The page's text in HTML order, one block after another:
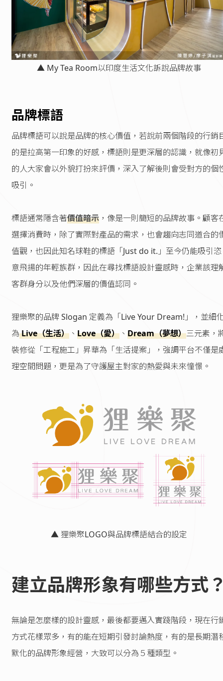
▲ My Tea Room以印度生活文化訴說品牌故事
品牌標語
品牌標語可以說是品牌的核心價值，若說前兩個階段的行銷
的是拉高第一印象的好感，標語則是更深層的認識，就像初
的人大家會以外貌打扮來評價，深入了解後則會受對方的個
吸引。
標語通常隱含著價值暗示 ，像是一則簡短的品牌故事。顧客
選擇消費時，除了實際對產品的需求，也會趨向志同道合的
值觀，也因此知名球鞋的標語「Just do it.」至今仍能吸引恣
意飛揚的年輕族群，因此在尋找標語設計靈感時，企業該理
客群身分以及他們深層的價值認同。
狸樂聚的品牌 Slogan 定義為「Live Your Dream!」，並細
為 Live（生活） 、 Love（愛） 、 Dream（夢想）三元素，
裝修從「工程施工」昇華為「生活提案」，強調平台不僅是
理空間問題，更是為了守護屋主對家的熱愛與未來憧憬。
▲ 狸樂聚LOGO與品牌標語結合的設定
建立品牌形象有哪些方式
無論是怎麼樣的設計靈感，最後都要邁入實踐階段，現在行
方式花樣眾多，有的能在短期引發討論熱度，有的是長期潛
默化的品牌形象經營，大致可以分為５種類型。